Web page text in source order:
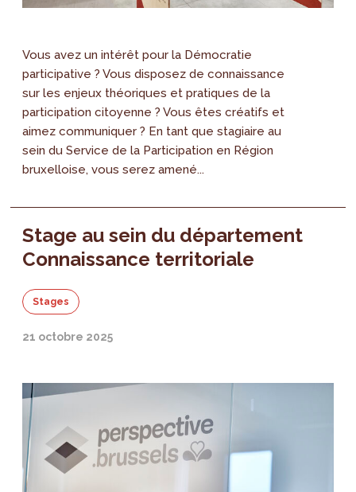
Vous avez un intérêt pour la Démocratie
participative ? Vous disposez de connaissance
sur les enjeux théoriques et pratiques de la
participation citoyenne ? Vous êtes créatifs et
aimez communiquer ? En tant que stagiaire au
sein du Service de la Participation en Région
bruxelloise, vous serez amené...
Stage au sein du département
Connaissance territoriale
Stages
21 octobre 2025